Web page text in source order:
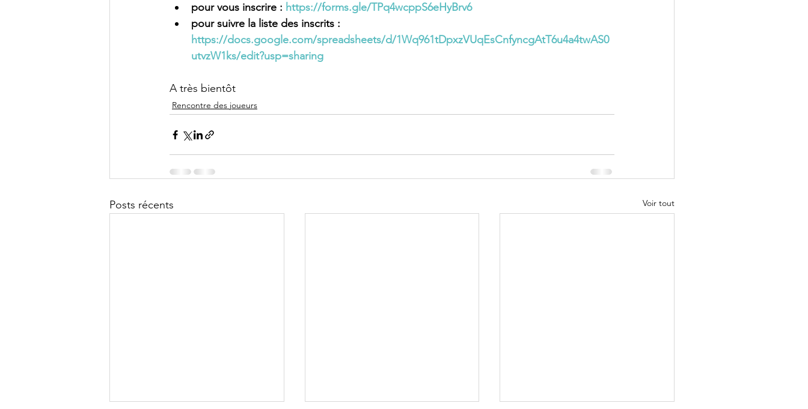
pour vous inscrire : https://forms.gle/TPq4wcppS6eHyBrv6
pour suivre la liste des inscrits :
https://docs.google.com/spreadsheets/d/1Wq961tDpxzVUqEsCnfyncgAtT6u4a4twAS0
utvzW1ks/edit?usp=sharing
A très bientôt
Rencontre des joueurs
Posts récents Voir tout